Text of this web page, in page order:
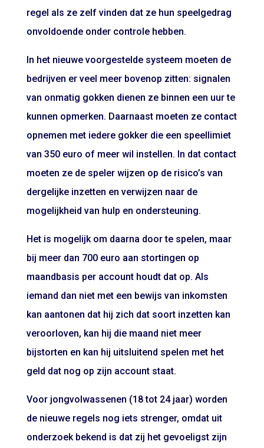
regel als ze zelf vinden dat ze hun speelgedrag
onvoldoende onder controle hebben.
In het nieuwe voorgestelde systeem moeten de
bedrijven er veel meer bovenop zitten: signalen
van onmatig gokken dienen ze binnen een uur te
kunnen opmerken. Daarnaast moeten ze contact
opnemen met iedere gokker die een speellimiet
van 350 euro of meer wil instellen. In dat contact
moeten ze de speler wijzen op de risico’s van
dergelijke inzetten en verwijzen naar de
mogelijkheid van hulp en ondersteuning.
Het is mogelijk om daarna door te spelen, maar
bij meer dan 700 euro aan stortingen op
maandbasis per account houdt dat op. Als
iemand dan niet met een bewijs van inkomsten
kan aantonen dat hij zich dat soort inzetten kan
veroorloven, kan hij die maand niet meer
bijstorten en kan hij uitsluitend spelen met het
geld dat nog op zijn account staat.
Voor jongvolwassenen (18 tot 24 jaar) worden
de nieuwe regels nog iets strenger, omdat uit
onderzoek bekend is dat zij het gevoeligst zijn